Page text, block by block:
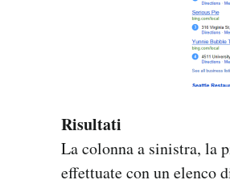
Risultati
La colonna a sinistra, la
effettuate con un elenco